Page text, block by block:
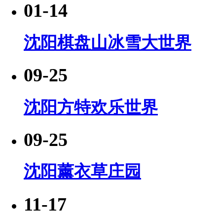
01-14
沈阳棋盘山冰雪大世界
09-25
沈阳方特欢乐世界
09-25
沈阳薰衣草庄园
11-17